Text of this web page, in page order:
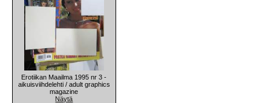
Erotiikan Maailma 1995 nr 3 -
aikuisviihdelehti / adult graphics
magazine
Näytä